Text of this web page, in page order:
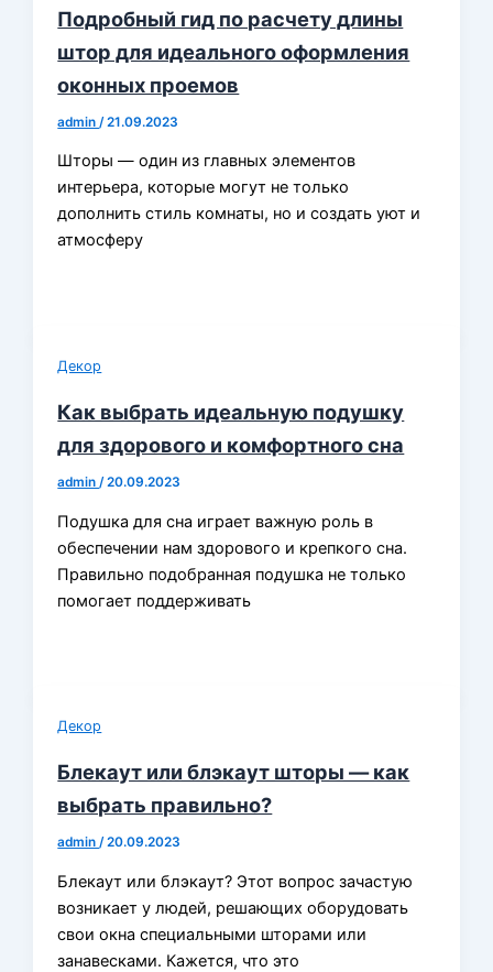
Подробный гид по расчету длины
штор для идеального оформления
оконных проемов
admin /21.09.2023
Шторы — один из главных элементов
интерьера, которые могут не только
дополнить стиль комнаты, но и создать уют и
атмосферу
Декор
Как выбрать идеальную подушку
для здорового и комфортного сна
admin/20.09.2023
Подушка для сна играет важную роль в
обеспечении нам здорового и крепкого сна.
Правильно подобранная подушка не только
помогает поддерживать
Декор
Блекаут или блэкаут шторы — как
выбрать правильно?
admin/20.09.2023
Блекаут или блэкаут? Этот вопрос зачастую
возникает у людей, решающих оборудовать
свои окна специальными шторами или
занавесками. Кажется, что это